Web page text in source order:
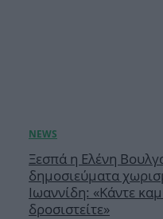
Ξεσπά η Ελένη
δημοσιεύματα
Ιωαννίδη: «Κάντε
δροσιστείτε»